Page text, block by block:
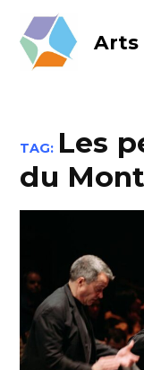
content
Arts
TAG: Les
du